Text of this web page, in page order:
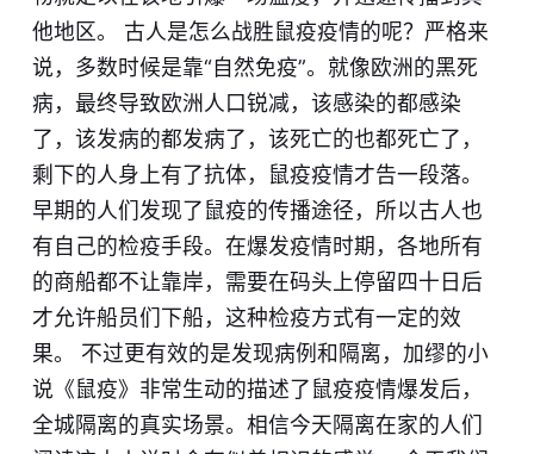
他地区。 古人是怎么战胜鼠疫疫情的呢？严格来
说，多数时候是靠“自然免疫”。就像欧洲的黑死
病，最终导致欧洲人口锐减，该感染的都感染
了，该发病的都发病了，该死亡的也都死亡了，
剩下的人身上有了抗体，鼠疫疫情才告一段落。
早期的人们发现了鼠疫的传播途径，所以古人也
有自己的检疫手段。在爆发疫情时期，各地所有
的商船都不让靠岸，需要在码头上停留四十日后
才允许船员们下船，这种检疫方式有一定的效
果。 不过更有效的是发现病例和隔离，加缪的小
说《鼠疫》非常生动的描述了鼠疫疫情爆发后，
全城隔离的真实场景。相信今天隔离在家的人们